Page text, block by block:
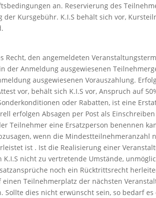
an. Reservierung des
Kursgebühr. K.I.S behält sich vor,
den angemeldeten
der Anmeldung ausgewiesenen
ausgewiesenen Vorauszahlung.
vor, behält sich K.I.S vor, Anspruch auf
oder Rabatten, ist eine
erfolgen Absagen per Post als
Teilnehmer eine Ersatzperson benennen
wenn die
ist . Ist die Realisierung einer
nicht zu vertretende Umstände,
noch ein Rücktrittsrecht
Teilnehmerplatz der nächsten
Sollte dies nicht erwünscht sein, so bedarf